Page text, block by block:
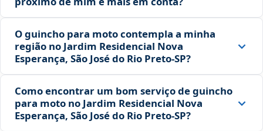
O guincho para moto contempla a minha
região no Jardim Residencial Nova
Esperança, São José do Rio Preto‑SP?
Como encontrar um bom serviço de guincho
para moto no Jardim Residencial Nova
Esperança, São José do Rio Preto‑SP?